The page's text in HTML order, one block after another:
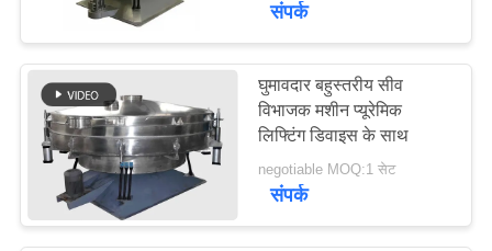
गुणवत्ता
नियंत्रण
हमसे
संपर्क
करें
उच्च आवृत्ति स्क्रीन
संपर्क
घुमावदार बहुस्तरीय सीव
विभाजक मशीन प्यूरेमिक
लिफ्टिंग डिवाइस के साथ
negotiable MOQ:1 सेट
संपर्क